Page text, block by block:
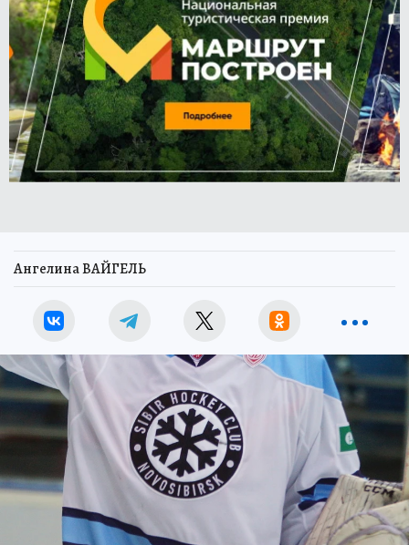
Ангелина ВАЙГЕЛЬ